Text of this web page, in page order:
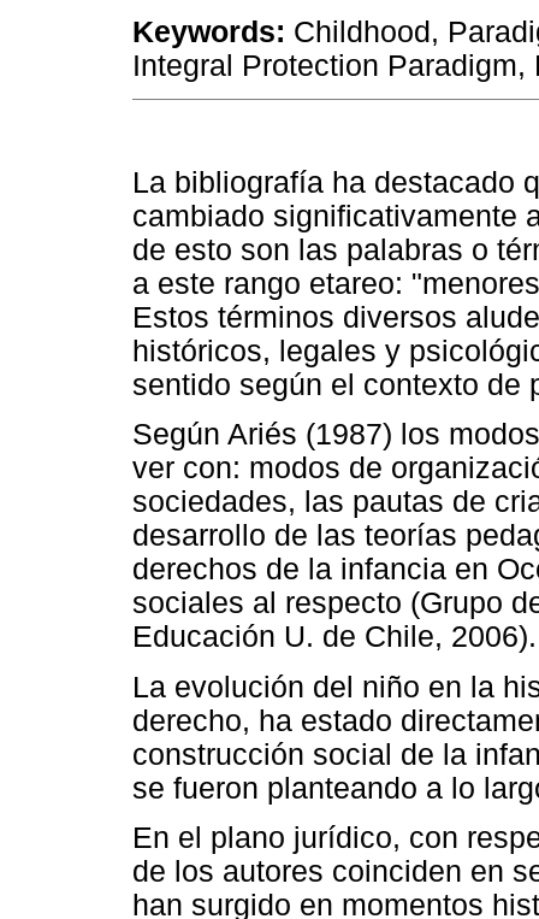
Keywords: Childhood,
Integral Protection Paradigm,
La bibliografía ha destacado
cambiado significativamente
de esto son las palabras o
a este rango etareo:
Estos términos diversos
históricos, legales y
sentido según el contexto de
Según Ariés (1987) los
ver con: modos de
sociedades, las pautas de
desarrollo de las teorías
derechos de la infancia en
sociales al respecto (Grupo
Educación U. de Chile, 2006).
La evolución del niño en la
derecho, ha estado
construcción social de la
se fueron planteando a lo
En el plano jurídico, con
de los autores coinciden en
han surgido en momentos